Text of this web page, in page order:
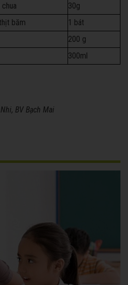
30g
băm
1 bát
200 g
300ml
BV Bạch Mai